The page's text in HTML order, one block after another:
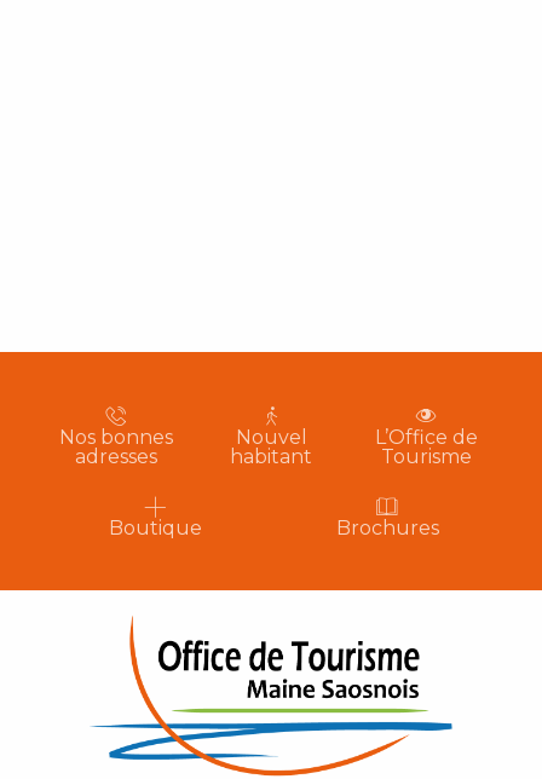
Nos bonnes
adresses
Nouvel
habitant
L’Office de
Tourisme
Boutique Brochures